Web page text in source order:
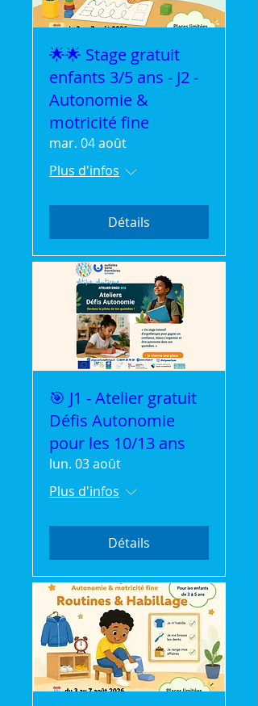
🌟🌟 Stage gratuit
enfants 3/5 ans - J2 -
Autonomie &
motricité fine
mar. 04 août
Plus d'infos
Détails
🎯 J1 - Atelier gratuit
Défis Autonomie
pour les 10/13 ans
lun. 03 août
Plus d'infos
Détails